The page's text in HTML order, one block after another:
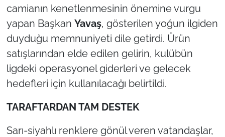
camianın kenetlenmesinin önemine vurgu
yapan Başkan Yavaş, gösterilen yoğun ilgiden
duyduğu memnuniyeti dile getirdi. Ürün
satışlarından elde edilen gelirin, kulübün
ligdeki operasyonel giderleri ve gelecek
hedefleri için kullanılacağı belirtildi.
TARAFTARDAN TAM DESTEK
Sarı-siyahlı renklere gönül veren vatandaşlar,